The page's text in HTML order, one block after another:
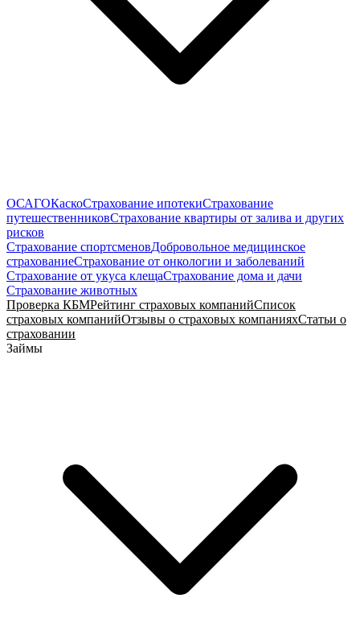
ОСАГОКаскоСтрахование ипотекиСтрахование
путешественниковСтрахование квартиры от залива и других
рисков
Страхование спортсменовДобровольное медицинское
страхованиеСтрахование от онкологии и заболеваний
Страхование от укуса клещаСтрахование дома и дачи
Страхование животных
Проверка КБМРейтинг страховых компанийСписок
страховых компанийОтзывы о страховых компанияхСтатьи о
страховании
Займы